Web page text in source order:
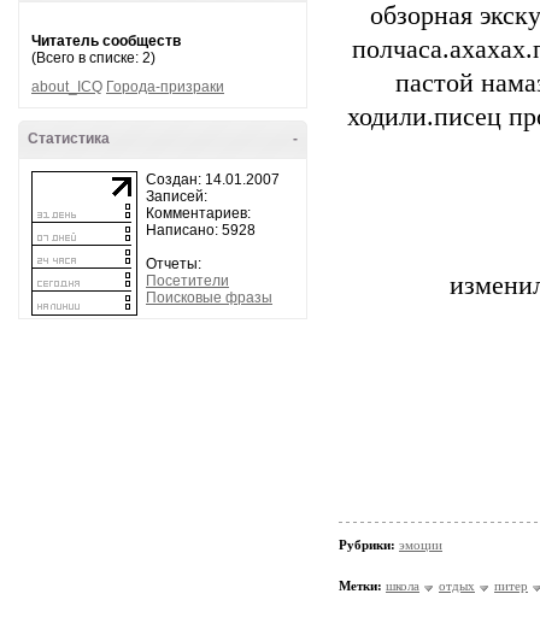
Читатель сообществ
(Всего в списке: 2)
about_ICQ Города-призраки
-
Статистика
Создан: 14.01.2007
Записей:
Комментариев:
Написано: 5928
Отчеты:
Посетители
Поисковые фразы
обзорная
пастой
ходили.писец
Рубрики: эмоции
Метки: школа отдых питер